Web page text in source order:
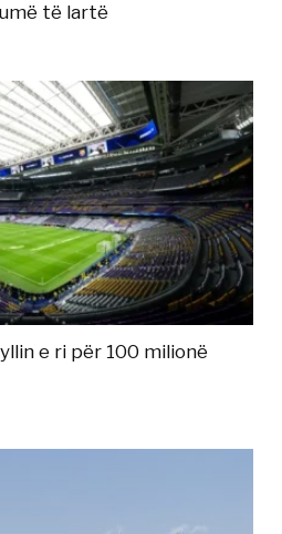
të lartë
e ri për 100 milionë